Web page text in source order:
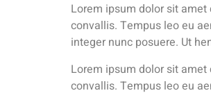
Lorem ipsum dolor sit
convallis. Tempus leo eu
integer nunc posuere. Ut
Lorem ipsum dolor sit
convallis. Tempus leo eu